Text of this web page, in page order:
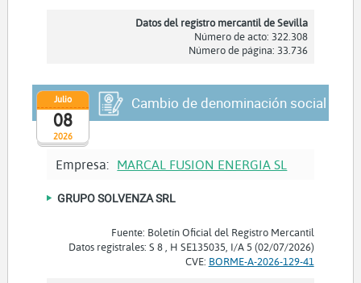
Datos del registro mercantil de Sevilla
Número de acto: 322.308
Número de página: 33.736
2026
Julio
08
Cambio de denominación social
Empresa: MARCAL FUSION ENERGIA SL
GRUPO SOLVENZA SRL
Fuente: Boletín Oficial del Registro Mercantil
Datos registrales: S 8 , H SE135035, I/A 5 (02/07/2026)
CVE: BORME-A-2026-129-41